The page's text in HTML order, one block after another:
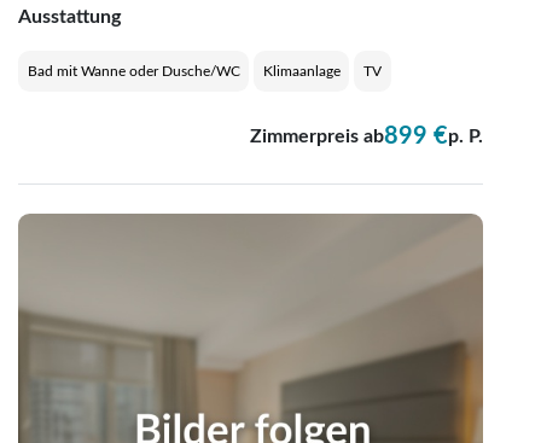
Ausstattung
Bad mit Wanne oder Dusche/WC Klimaanlage TV
Zimmerpreis ab899 €p. P.